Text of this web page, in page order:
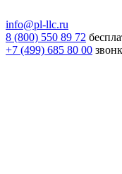
info@pl-llc.ru
8 (800) 550 89 72
+7 (499) 685 80 00